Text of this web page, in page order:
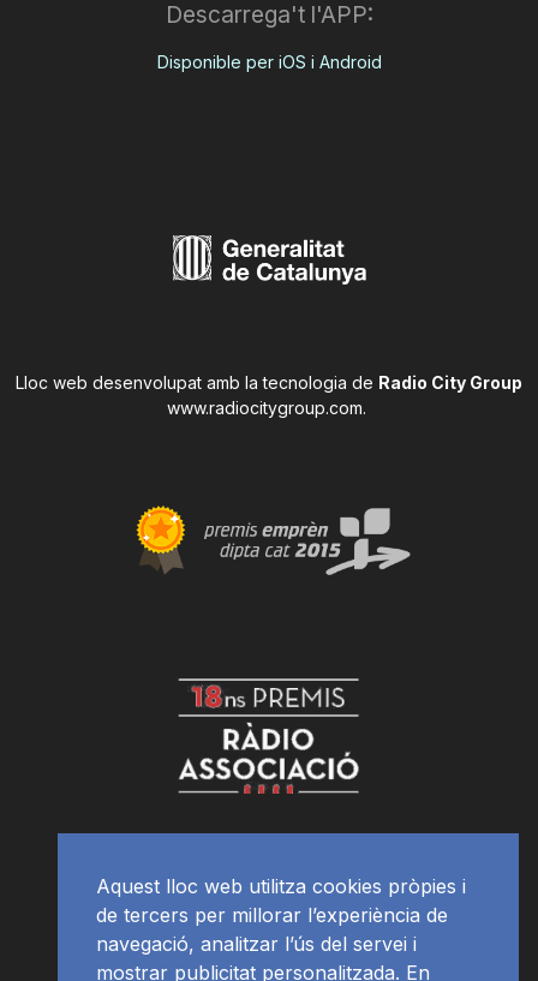
Descarrega't l'APP:
Disponible per iOS i Android
Lloc web desenvolupat amb la tecnologia de Radio City Group
www.radiocitygroup.com.
Aquest lloc web utilitza cookies pròpies i
de tercers per millorar l’experiència de
navegació, analitzar l’ús del servei i
mostrar publicitat personalitzada. En